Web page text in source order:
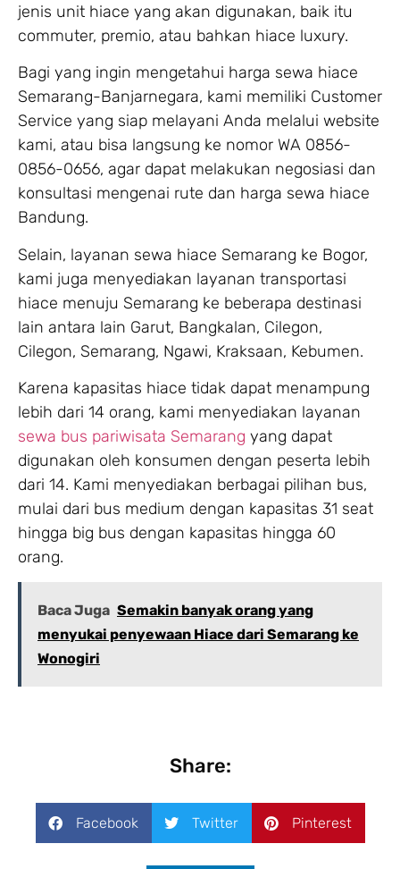
jenis unit hiace yang akan digunakan, baik itu
commuter, premio, atau bahkan hiace luxury.
Bagi yang ingin mengetahui harga sewa hiace
Semarang-Banjarnegara, kami memiliki Customer
Service yang siap melayani Anda melalui website
kami, atau bisa langsung ke nomor WA 0856-
0856-0656, agar dapat melakukan negosiasi dan
konsultasi mengenai rute dan harga sewa hiace
Bandung.
Selain, layanan sewa hiace Semarang ke Bogor,
kami juga menyediakan layanan transportasi
hiace menuju Semarang ke beberapa destinasi
lain antara lain Garut, Bangkalan, Cilegon,
Cilegon, Semarang, Ngawi, Kraksaan, Kebumen.
Karena kapasitas hiace tidak dapat menampung
lebih dari 14 orang, kami menyediakan layanan
sewa bus pariwisata Semarang yang dapat
digunakan oleh konsumen dengan peserta lebih
dari 14. Kami menyediakan berbagai pilihan bus,
mulai dari bus medium dengan kapasitas 31 seat
hingga big bus dengan kapasitas hingga 60
orang.
Baca Juga Semakin banyak orang yang
menyukai penyewaan Hiace dari Semarang ke
Wonogiri
Share:
Facebook Twitter Pinterest